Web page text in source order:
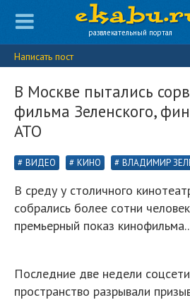
развлекательный портал
Написать пост
В Москве пытались
фильма Зеленского,
АТО
ВИДЕО КИНО ВЛАДИМИР
В среду у столичного
собрались более сотни
премьерный показ
Последние две недели
пространство разрывали